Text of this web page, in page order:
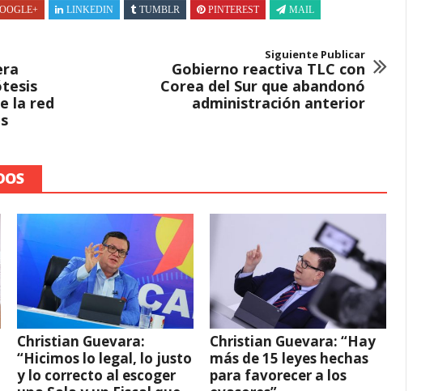
LINKEDIN TUMBLR PINTEREST MAIL
la red
Siguiente Publicar
Gobierno reactiva TLC con
Corea del Sur que abandonó
administración anterior
Christian Guevara:
“Hicimos lo legal, lo justo
y lo correcto al escoger
Christian Guevara: “Hay
más de 15 leyes hechas
para favorecer a los